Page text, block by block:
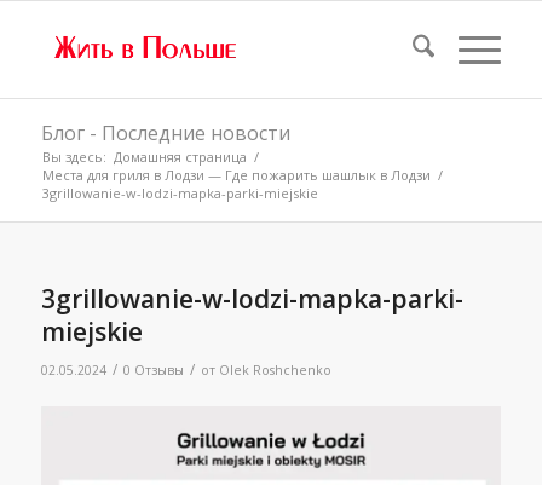
Блог - Последние новости
Вы здесь: Домашняя страница /
Места для гриля в Лодзи — Где пожарить шашлык в Лодзи /
3grillowanie-w-lodzi-mapka-parki-miejskie
3grillowanie-w-lodzi-mapka-parki-
miejskie
02.05.2024 / 0 Отзывы / от Olek Roshchenko